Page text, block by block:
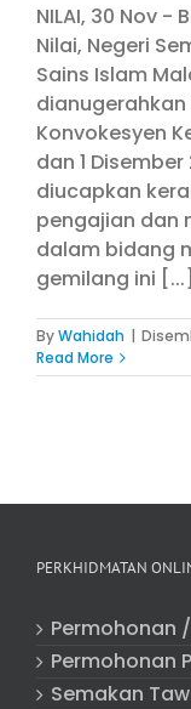
NILAI, 30 Nov
Nilai, Negeri
Sains Islam
Konvokesyen
dan 1
diucapkan
pengajian dan
dalam bidang
gemilang ini [...]
ByWahidah |
Read More
PERKHIDMATAN
Permohonan
Permohonan
Semakan